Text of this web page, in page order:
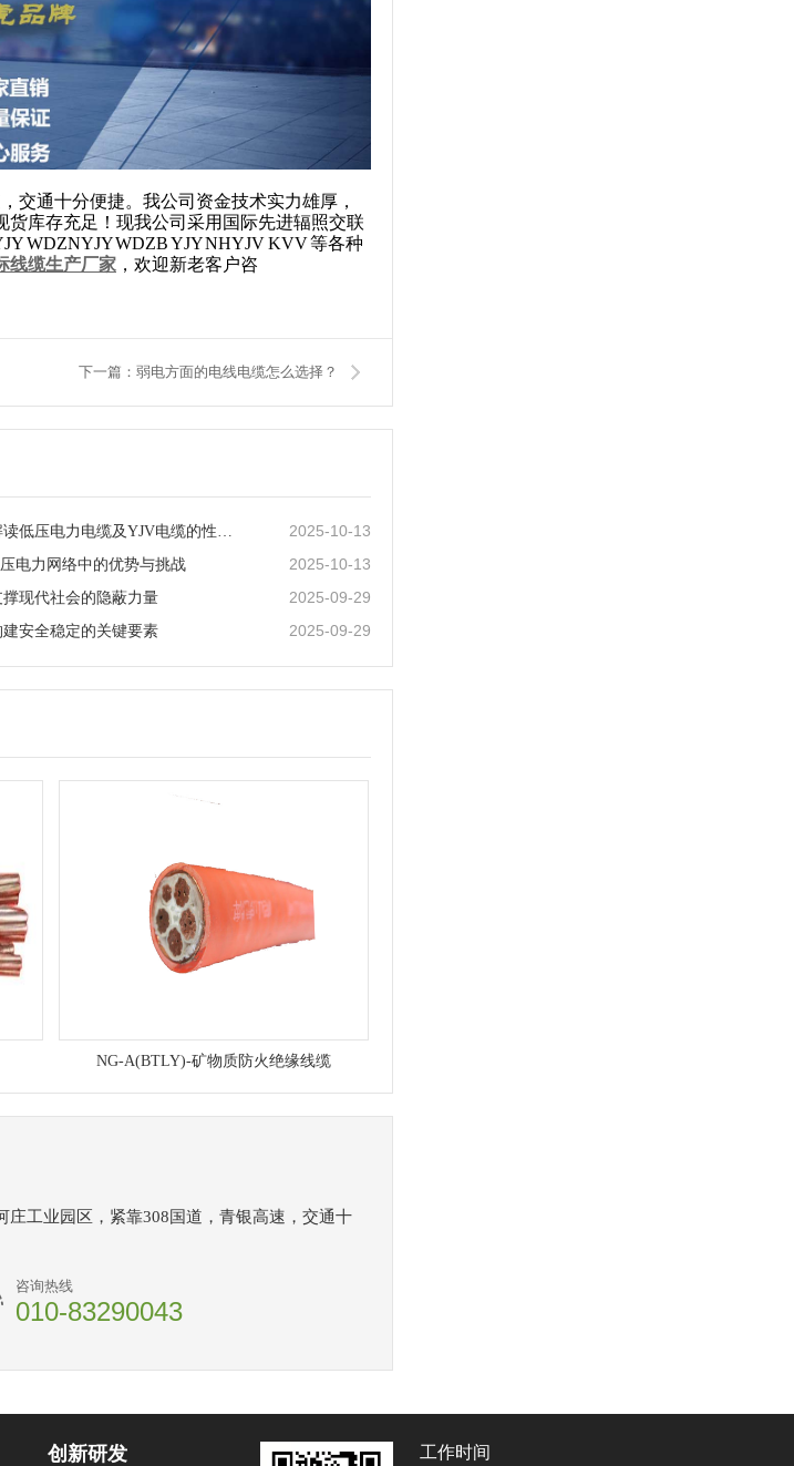
交通十分便捷。我公司资金技术实力雄厚，
货库存充足！现我公司采用国际先进辐照交联
WDZNYJY WDZB YJY NHYJV KVV 等各种
线缆生产厂家 ，欢迎新老客户咨
下一篇：弱电方面的电线电缆怎么选择？
从专业角度解读低压电力电缆及YJV电缆的性能特点 2025-10-13
电力网络中的优势与挑战 2025-10-13
撑现代社会的隐蔽力量 2025-09-29
建安全稳定的关键要素 2025-09-29
NG-A(BTLY)-矿物质防火绝缘线缆
庄工业园区，紧靠308国道，青银高速，交通十
咨询热线
010-83290043
创新研发 工作时间